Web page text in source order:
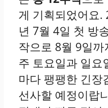
게 기획되었어요.
년 7월 4일 첫 방
작으로 8월 9일까
주 토요일과 일요
마다 팽팽한 긴장
선사할 예정이랍